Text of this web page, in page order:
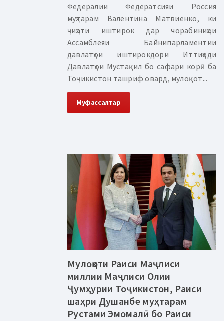
Федералии Федератсияи Россия
муҳтарам Валентина Матвиенко, ки
ҷиҳати иштирок дар чорабиниҳои
Ассамблеяи Байнипарламентии
давлатҳои иштирокдори Иттиҳоди
Давлатҳои Мустақил бо сафари корӣ ба
Тоҷикистон ташриф овард, мулоқот...
Муфассалтар
Мулоқоти Раиси Маҷлиси
миллии Маҷлиси Олии
Ҷумҳурии Тоҷикистон, Раиси
шаҳри Душанбе муҳтарам
Рустами Эмомалӣ бо Раиси